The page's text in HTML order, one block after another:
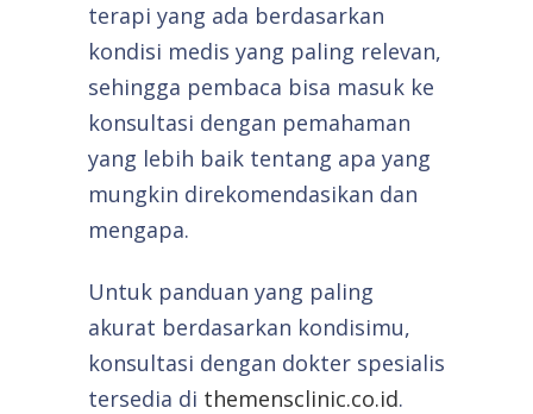
terapi yang ada berdasarkan
kondisi medis yang paling relevan,
sehingga pembaca bisa masuk ke
konsultasi dengan pemahaman
yang lebih baik tentang apa yang
mungkin direkomendasikan dan
mengapa.
Untuk panduan yang paling
akurat berdasarkan kondisimu,
konsultasi dengan dokter spesialis
tersedia di themensclinic.co.id.